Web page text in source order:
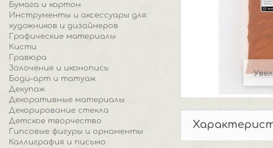
Бумага и картон
Инструменты и аксессуары для
художников и дизайнеров
Графические материалы
Кисти
Гравюра
Золочение и иконопись
Боди-арт и татуаж
Декупаж
Декоративные материалы
Декорирование стекла
Детское творчество
Гипсовые фигуры и орнаменты
Каллиграфия и письмо